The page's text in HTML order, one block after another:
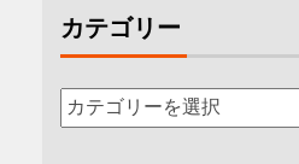
カテゴリー